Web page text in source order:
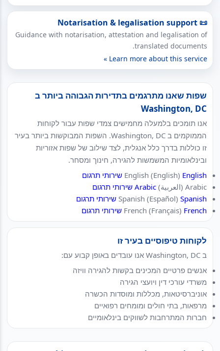
📜 Notarisation & legalisation support
Guidance with notarisation, attestation and legalisation of
translated documents.
Learn more about this service »
שפות שאנו מתרגמים בתדירות הגבוהה ביותר ב
Washington, DC
אנו תומכים בלמעלה מחמישים צמדי שפות עבור לקוחות
הממוקמים ב Washington, DC. השפות המבוקשות ביותר בעיר
זו כוללות בדרך כלל אנגלית, לצד שילוב של שפות אזוריות
ובינלאומיות המשמשות להגירה, חינוך ומסחר.
English (English) English שירותי תרגום
Arabic (العربية)
Arabic שירותי תרגום
Spanish (Español) Spanish שירותי תרגום
French (Français) French שירותי תרגום
לקוחות טיפוסיים בעיר זו
ב Washington, DC אנו עובדים באופן קבוע עם:
אנשים פרטיים המכינים בקשות להגירה וויזה
משרדי עורכי דין ויועצי הגירה
אוניברסיטאות, מכללות ומוסדות הכשרה
מרפאות, בתי חולים ומומחים רפואיים
חברות המתרחבות לשווקים בינלאומיים